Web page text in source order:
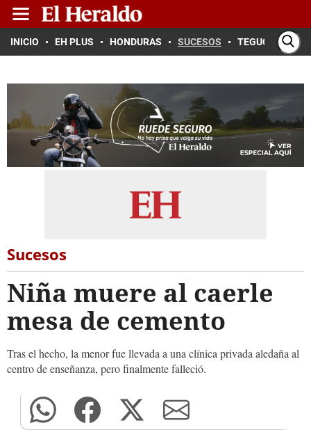
INICIO EH PLUS HONDURAS SUCESOS TEGUCIGALPA
Sucesos
Niña muere al caerle
mesa de cemento
Tras el hecho, la menor fue llevada a una clínica privada aledaña al
centro de enseñanza, pero finalmente falleció.